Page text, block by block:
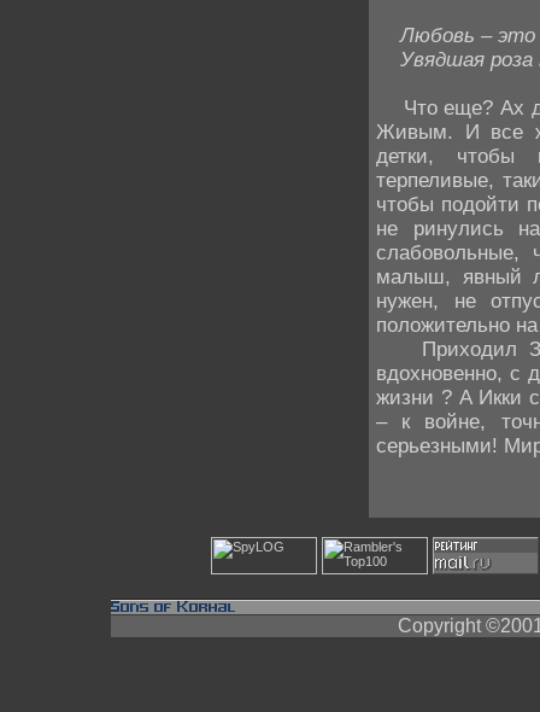
Любовь – это
Увядшая роза
Что еще? Ах
Живым. И все
детки, чтобы
терпеливые,
чтобы подойти
не ринулись
слабовольные,
малыш, явный
нужен, не
положительно
Приходил
вдохновенно, с
жизни ? А Икки
– к войне,
серьезными!
Copyright